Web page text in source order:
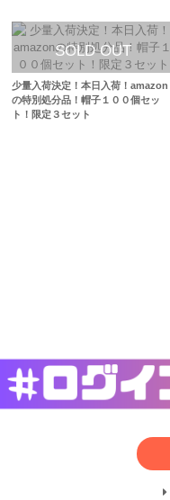
少量入荷決定！本日入荷！amazon
の特別処分品！帽子１００個セッ
ト！限定３セット